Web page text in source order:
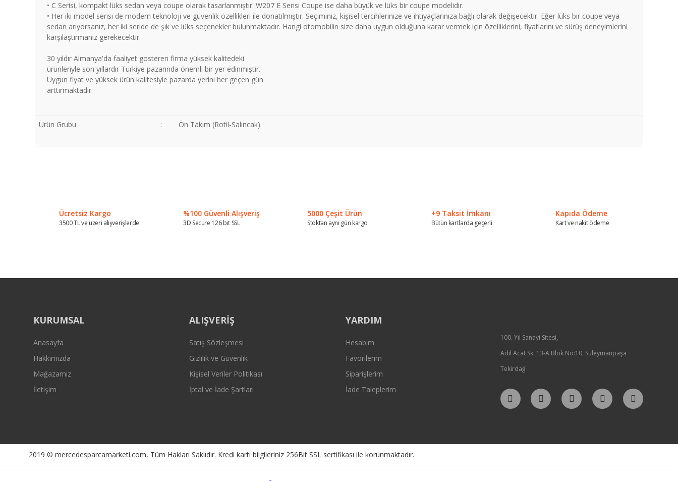
• C Serisi, kompakt lüks sedan veya coupe olarak tasarlanmıştır. W207 E Serisi Coupe ise daha büyük ve lüks bir coupe modelidir.
• Her iki model serisi de modern teknoloji ve güvenlik özellikleri ile donatılmıştır. Seçiminiz, kişisel tercihlerinize ve ihtiyaçlarınıza bağlı olarak değişecektir. Eğer lüks bir coupe veya
sedan arıyorsanız, her iki seride de şık ve lüks seçenekler bulunmaktadır. Hangi otomobilin size daha uygun olduğuna karar vermek için özelliklerini, fiyatlarını ve sürüş deneyimlerini
karşılaştırmanız gerekecektir.
30 yıldır Almanya'da faaliyet gösteren firma yüksek kalitedeki
ürünleriyle son yıllardır Türkiye pazarında önemli bir yer edinmiştir.
Uygun fiyat ve yüksek ürün kalitesiyle pazarda yerini her geçen gün
arttırmaktadır.
Ürün Grubu : Ön Takım (Rotil-Salıncak)
Ürün açıklamasında eksik bilgiler bulunuyor.
Ürün bilgilerinde hatalar bulunuyor.
Gönder
Ücretsiz Kargo
3500 TL ve üzeri alışverişlerde
%100 Güvenli Alışveriş
3D Secure 126 bit SSL
5000 Çeşit Ürün
Stoktan aynı gün kargo
+9 Taksit İmkanı
Bütün kartlarda geçerli
Kapıda Ödeme
Kart ve nakit ödeme
KURUMSAL
Anasayfa
Hakkımızda
Mağazamız
İletişim
ALIŞVERİŞ
Satış Sözleşmesi
Gizlilik ve Güvenlik
Kişisel Veriler Politikası
İptal ve İade Şartları
YARDIM
Hesabım
Favorilerim
Siparişlerim
İade Taleplerim
100. Yıl Sanayi Sitesi,
Adil Acat Sk. 13-A Blok No:10, Süleymanpaşa
Tekirdağ
2019 © mercedesparcamarketi.com, Tüm Hakları Saklıdır. Kredi kartı bilgileriniz 256Bit SSL sertifikası ile korunmaktadır.